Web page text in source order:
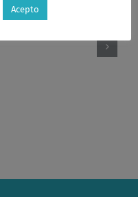
Acepto